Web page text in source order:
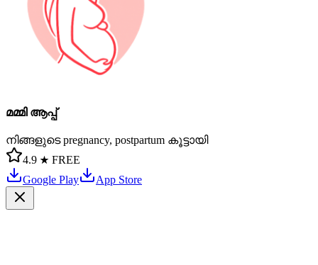
മമ്മി ആപ്പ്
നിങ്ങളുടെ pregnancy, postpartum കൂട്ടായി
4.9 ★ FREE
Google Play
App Store